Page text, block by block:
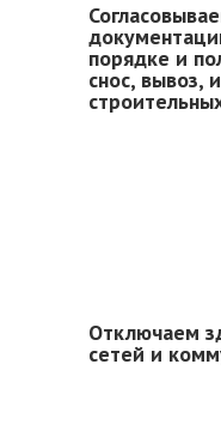
порядке и
снос, вывоз,
Отключаем
сетей и